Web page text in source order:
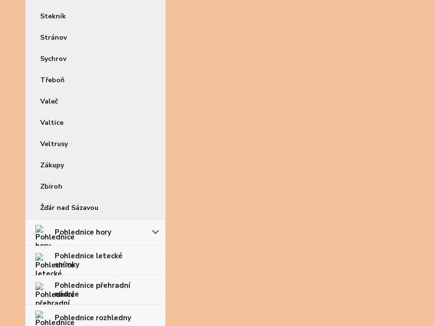
Stekník
Stránov
Sychrov
Třeboň
Valeč
Valtice
Veltrusy
Zákupy
Zbiroh
Žďár nad Sázavou
Pohlednice hory
Pohlednice letecké
snímky
Pohlednice přehradní
nádrže
Pohlednice rozhledny